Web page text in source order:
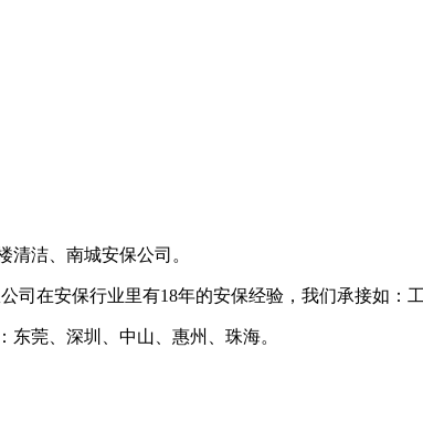
洁、南城安保公司。
司在安保行业里有18年的安保经验，我们承接如
莞、深圳、中山、惠州、珠海。